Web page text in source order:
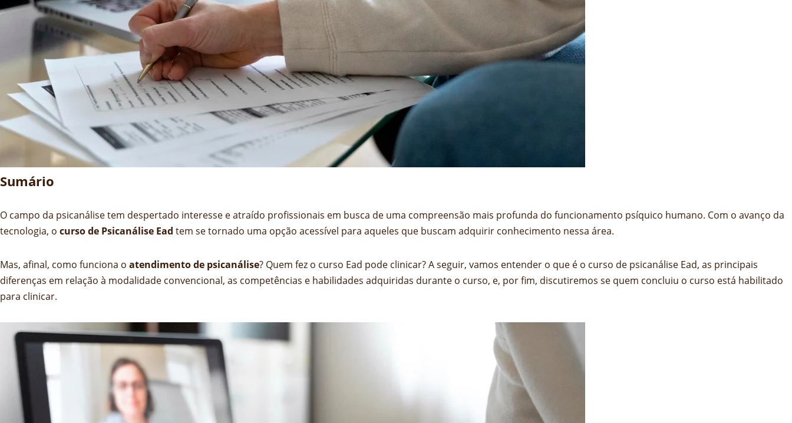
Sumário
O campo da psicanálise tem despertado interesse e atraído profissionais em busca de uma compreensão mais profunda do funcionamento psíquico humano. Com o avanço da
tecnologia, o curso de Psicanálise Ead tem se tornado uma opção acessível para aqueles que buscam adquirir conhecimento nessa área.
Mas, afinal, como funciona o atendimento de psicanálise? Quem fez o curso Ead pode clinicar? A seguir, vamos entender o que é o curso de psicanálise Ead, as principais
diferenças em relação à modalidade convencional, as competências e habilidades adquiridas durante o curso, e, por fim, discutiremos se quem concluiu o curso está habilitado
para clinicar.